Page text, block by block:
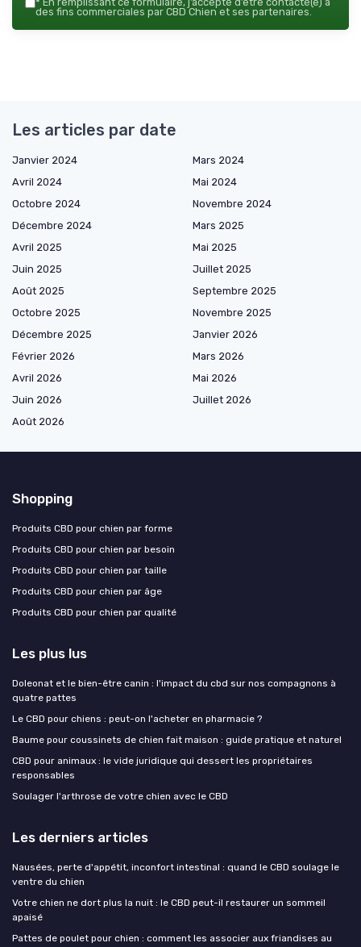
des fins commerciales par CBD Chien et ses partenaires.
Les articles par date
Janvier 2024
Mars 2024
Avril 2024
Mai 2024
Octobre 2024
Novembre 2024
Décembre 2024
Mars 2025
Avril 2025
Mai 2025
Juin 2025
Juillet 2025
Août 2025
Septembre 2025
Octobre 2025
Novembre 2025
Décembre 2025
Janvier 2026
Février 2026
Mars 2026
Avril 2026
Mai 2026
Juin 2026
Juillet 2026
Août 2026
Shopping
Produits CBD pour chien par forme
Produits CBD pour chien par besoin
Produits CBD pour chien par taille
Produits CBD pour chien par âge
Produits CBD pour chien par qualité
Les plus lus
Doleonat et le bien-être canin : l'impact du cbd sur nos compagnons à
quatre pattes
Le CBD pour chiens : peut-on l'acheter en pharmacie ?
Baume pour coussinets de chien fait maison : guide pratique et naturel
CBD pour animaux : le vide juridique qui dessert les propriétaires
responsables
Soulager l'arthrose de votre chien avec le CBD
Les derniers articles
Nausées, perte d'appétit, inconfort intestinal : quand le CBD soulage le
ventre du chien
Votre chien ne dort plus la nuit : le CBD peut-il restaurer un sommeil
apaisé
Pattes de poulet pour chien : comment les associer aux friandises au